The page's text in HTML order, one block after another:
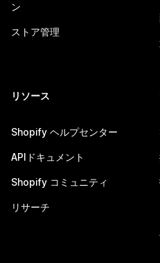
ン
ストア管理
リソース
Shopify ヘルプセンター
APIドキュメント
Shopify コミュニティ
リサーチ